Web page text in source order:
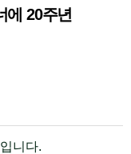
controllers/
에 20주년
니다.